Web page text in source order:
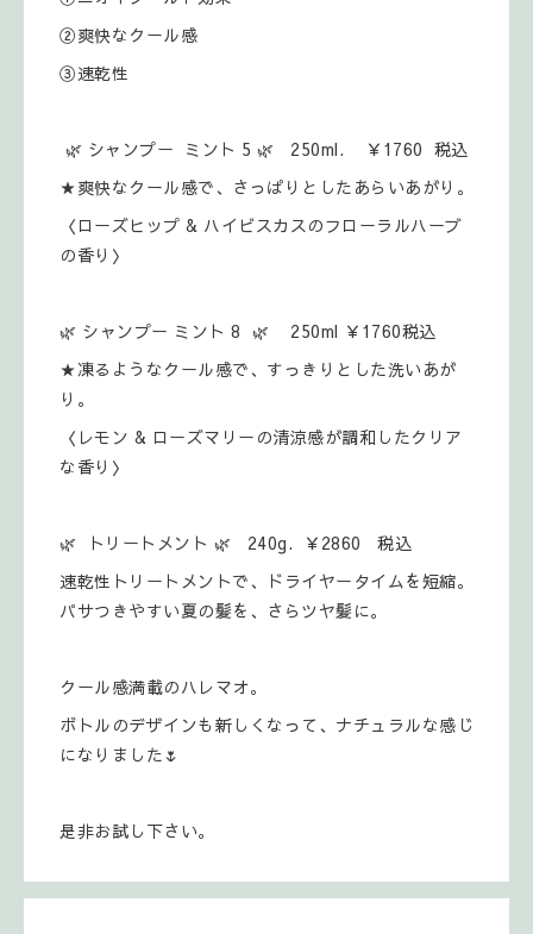
②爽快なクール感
③速乾性
🌿 シャンプー ミント 5 🌿 250ml. ￥1760 税込
★爽快なクール感で、さっぱりとしたあらいあがり。
〈ローズヒップ & ハイビスカスのフローラルハーブ
の香り〉
🌿 シャンプー ミント 8 🌿 250ml ￥1760税込
★凍るようなクール感で、すっきりとした洗いあが
り。
〈レモン & ローズマリーの清涼感が調和したクリア
な香り〉
🌿 トリートメント 🌿 240g. ￥2860 税込
速乾性トリートメントで、ドライヤータイムを短縮。
パサつきやすい夏の髪を、さらツヤ髪に。
クール感満載のハレマオ。
ボトルのデザインも新しくなって、ナチュラルな感じ
になりました🌷
是非お試し下さい。